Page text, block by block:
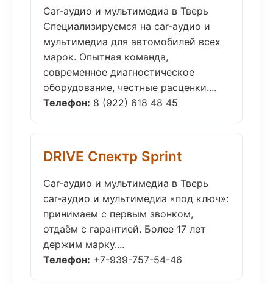
Car-аудио и мультимедиа в Тверь
Специализируемся на car-аудио и
мультимедиа для автомобилей всех
марок. Опытная команда,
современное диагностическое
оборудование, честные расценки....
Телефон: 8 (922) 618 48 45
DRIVE Спектр Sprint
Car-аудио и мультимедиа в Тверь
car-аудио и мультимедиа «под ключ»:
принимаем с первым звонком,
отдаём с гарантией. Более 17 лет
держим марку....
Телефон: +7-939-757-54-46